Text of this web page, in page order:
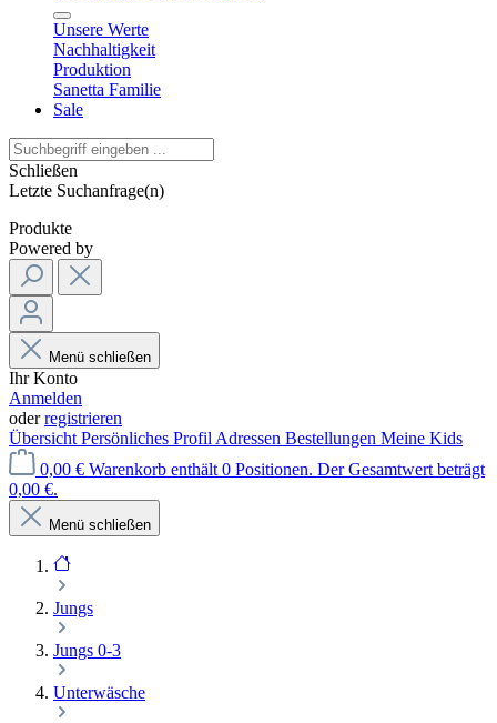
Unsere Werte
Nachhaltigkeit
Produktion
Sanetta Familie
Sale
Schließen
Letzte Suchanfrage(n)
Produkte
Powered by
Menü schließen
Ihr Konto
Anmelden
oderregistrieren
Übersicht Persönliches Profil Adressen Bestellungen Meine Kids
0,00 € Warenkorb enthält 0 Positionen. Der Gesamtwert beträgt
0,00 €.
Menü schließen
Jungs
Jungs 0-3
Unterwäsche